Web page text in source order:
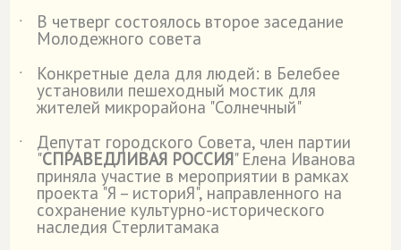
˙ В четверг состоялось второе заседание
Молодежного совета
˙
Конкретные дела для людей: в Белебее
установили пешеходный мостик для
жителей микрорайона "Солнечный"
˙
Депутат городского Совета, член партии
"СПРАВЕДЛИВАЯ РОССИЯ" Елена Иванова
приняла участие в мероприятии в рамках
проекта "Я – историЯ", направленного на
сохранение культурно-исторического
наследия Стерлитамака